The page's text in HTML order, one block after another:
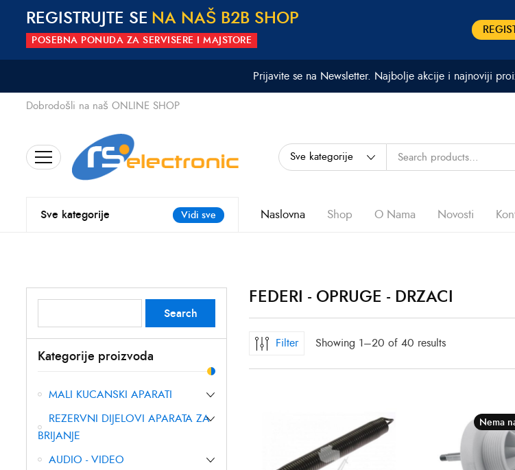
REGISTRUJTE SE NA NAŠ B2B S H OP
POSEBNA PONUDA ZA SERVISERE I MAJSTORE
Prijavite se na Newsletter. Najbolje akcije i najnoviji
Dobrodošli na naš ONLINE SHOP
Sve kategorije Vidi sve Naslovna Shop O Nama Novosti
FEDERI - OPRUGE - DRZACI
Filter Showing 1–20 of 40 results
Nema
for:
Search
Kategorije proizvoda
MALI KUCANSKI APARATI
REZERVNI DIJELOVI APARATA ZA
BRIJANJE
AUDIO - VIDEO